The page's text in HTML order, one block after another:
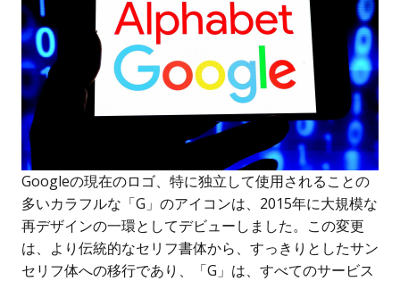
Googleの現在のロゴ、特に独立して使用されることの
多いカラフルな「G」のアイコンは、2015年に大規模な
再デザインの一環としてデビューしました。この変更
は、より伝統的なセリフ書体から、すっきりとしたサン
セリフ体への移行であり、「G」は、すべてのサービス